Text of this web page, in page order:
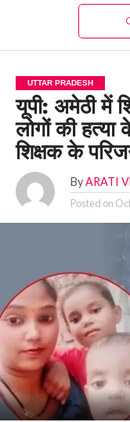
UTTAR PRADESH
यूपी: अमेठी में
लोगों की
शिक्षक के
By ARATI
Posted on